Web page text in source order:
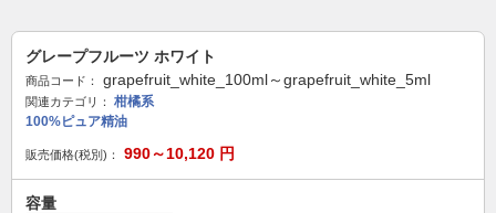
グレープフルーツ ホワイト
商品コード： grapefruit_white_100ml～grapefruit_white_5ml
関連カテゴリ：
柑橘系
100%ピュア精油
販売価格(税別)： 990～10,120 円
容量